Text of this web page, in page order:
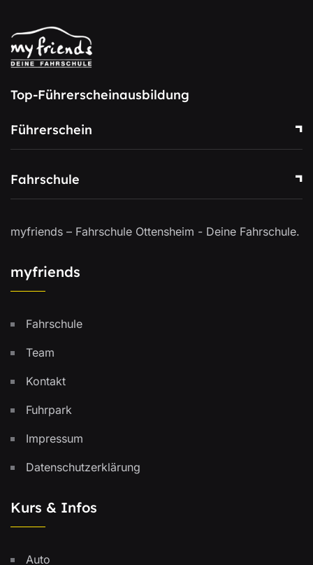
Top-Führerscheinausbildung
Führerschein
Fahrschule
myfriends – Fahrschule Ottensheim - Deine Fahrschule.
myfriends
Fahrschule
Team
Kontakt
Fuhrpark
Impressum
Datenschutzerklärung
Kurs & Infos
Auto